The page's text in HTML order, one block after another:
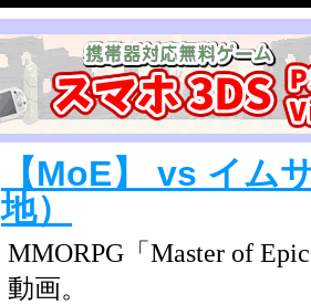
【MoE】 vs イム
地）
MMORPG「Master of
動画。